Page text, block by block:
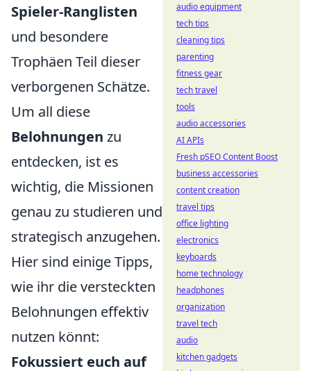
Spieler-Ranglisten
und besondere
Trophäen Teil dieser
verborgenen Schätze.
Um all diese
Belohnungen zu
entdecken, ist es
wichtig, die Missionen
genau zu studieren und
strategisch anzugehen.
Hier sind einige Tipps,
wie ihr die versteckten
Belohnungen effektiv
nutzen könnt:
Fokussiert euch auf
audio equipment
tech tips
cleaning tips
parenting
fitness gear
tech travel
tools
audio accessories
AI APIs
Fresh pSEO Content Boost
business accessories
content creation
travel tips
office lighting
electronics
keyboards
home technology
headphones
organization
travel tech
audio
kitchen gadgets